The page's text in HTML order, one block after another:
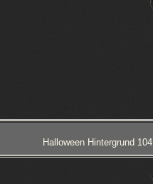
Halloween Hintergrund 104